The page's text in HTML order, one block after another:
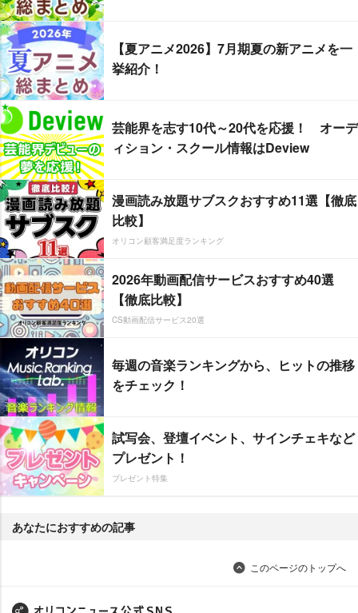
【夏アニメ2026】7月期夏の新アニメを一
挙紹介！
芸能界を志す10代～20代を応援！ オーデ
ィション・スクール情報はDeview
漫画読み放題サブスクおすすめ11選【徹底
比較】
オリコン顧客満足度ランキング
2026年動画配信サービスおすすめ40選
【徹底比較】
CS動画配信サービス20選
毎週の音楽ランキングから、ヒットの推移
をチェック！
試写会、登壇イベント、サインチェキなど
プレゼント！
プレゼント特集
あなたにおすすめの記事
このページのトップへ